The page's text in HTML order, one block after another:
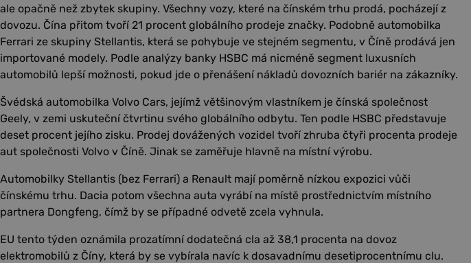
ale opačně než zbytek skupiny. Všechny vozy, které na čínském trhu prodá, pocházejí z
dovozu. Čína přitom tvoří 21 procent globálního prodeje značky. Podobně automobilka
Ferrari ze skupiny Stellantis, která se pohybuje ve stejném segmentu, v Číně prodává jen
importované modely. Podle analýzy banky HSBC má nicméně segment luxusních
automobilů lepší možnosti, pokud jde o přenášení nákladů dovozních bariér na zákazníky.
Švédská automobilka Volvo Cars, jejímž většinovým vlastníkem je čínská společnost
Geely, v zemi uskuteční čtvrtinu svého globálního odbytu. Ten podle HSBC představuje
deset procent jejího zisku. Prodej dovážených vozidel tvoří zhruba čtyři procenta prodeje
aut společnosti Volvo v Číně. Jinak se zaměřuje hlavně na místní výrobu.
Automobilky Stellantis (bez Ferrari) a Renault mají poměrně nízkou expozici vůči
čínskému trhu. Dacia potom všechna auta vyrábí na místě prostřednictvím místního
partnera Dongfeng, čímž by se případné odvetě zcela vyhnula.
EU tento týden oznámila prozatímní dodatečná cla až 38,1 procenta na dovoz
elektromobilů z Číny, která by se vybírala navíc k dosavadnímu desetiprocentnímu clu.